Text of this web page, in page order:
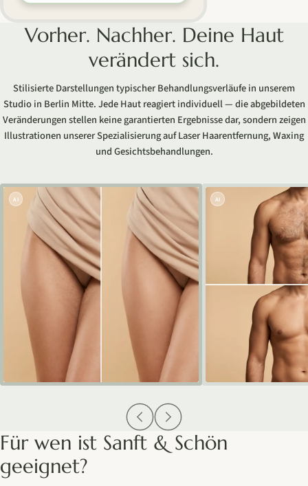
Vorher. Nachher. Deine Haut
verändert sich.
Stilisierte Darstellungen typischer Behandlungsverläufe in unserem
Studio in Berlin Mitte. Jede Haut reagiert individuell — die abgebildeten
Veränderungen stellen keine garantierten Ergebnisse dar, sondern zeigen
Illustrationen unserer Spezialisierung auf Laser Haarentfernung, Waxing
und Gesichtsbehandlungen.
AI AI
Für wen ist Sanft & Schön
geeignet?